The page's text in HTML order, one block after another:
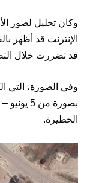
الإنترنت قد أظهر
قد تضررت خلال
وفي الصورة،
بصورة
الحظيرة.